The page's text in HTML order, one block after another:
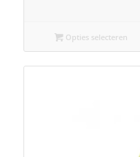
Opties selecteren